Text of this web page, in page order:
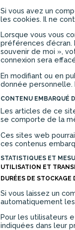
Si vous avez un
les cookies. Il ne
Lorsque vous vous
préférences d’écran.
souvenir de moi »,
connexion sera
En modifiant ou en
donnée personnelle.
CONTENU EMBARQUÉ
Les articles de ce
se comporte de la
Ces sites web
ces contenus
STATISTIQUES ET
UTILISATION ET
DURÉES DE STOCKAGE
Si vous laissez un
automatiquement
Pour les utilisateurs
indiquées dans leur